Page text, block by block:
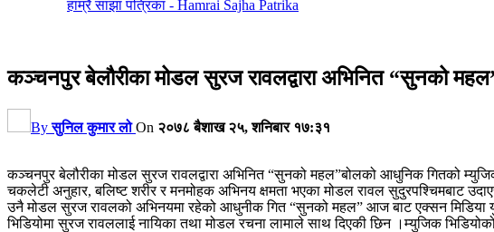
कञ्चनपुर बेलौरीका मोडल सुरज रावलद्वारा अभिनित “सुनको
Byसुनिल कुमार लो On २०७८ बैशाख २५, शनिबार १७:३१
कञ्चनपुर बेलौरीका मोडल सुरज रावलद्वारा अभिनित “सुनको महल”बोलको आधुनिक गितको
चकलेटी अनुहार, बलिष्ट शरीर र मनमोहक अभिनय क्षमता भएका मोडल रावल सुदुरपश्चिमबाट
उनै मोडल सुरज रावलको अभिनयमा रहेको आधुनीक गित “सुनको महल” आज बाट एक्सन मिडिया
भिडियोमा सुरज रावललाई नायिका तथा मोडल रचना लामाले साथ दिएकी छिन ।म्युजिक